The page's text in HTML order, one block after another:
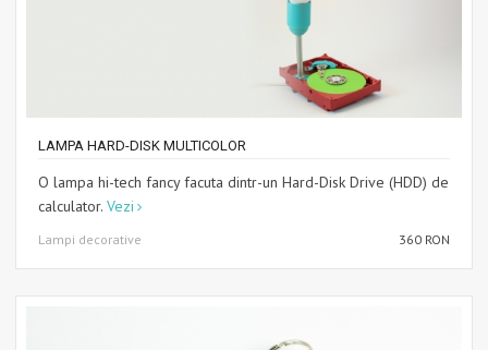
LAMPA HARD-DISK MULTICOLOR
O lampa hi-tech fancy facuta dintr-un Hard-Disk Drive (HDD) de
calculator. Vezi
Lampi decorative 360 RON